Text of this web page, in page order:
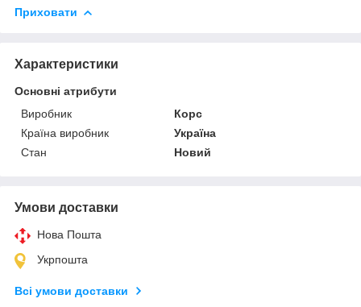
Приховати
Характеристики
Основні атрибути
Виробник
Корс
Країна виробник
Україна
Стан
Новий
Умови доставки
Нова Пошта
Укрпошта
Всі умови доставки